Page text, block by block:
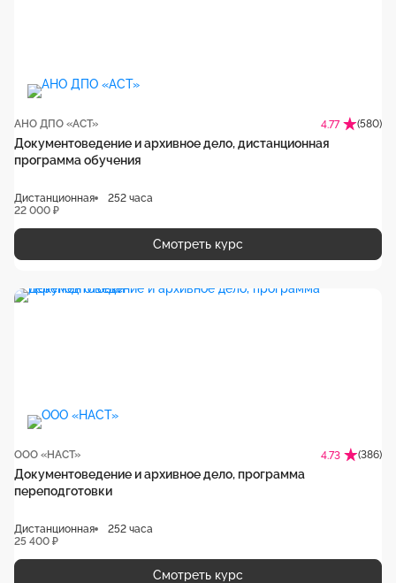
АНО ДПО «АСТ» 4.77 (580)
Документоведение и архивное дело, дистанционная
программа обучения
Дистанционная
252 часа
22 000 ₽
Смотреть курс
ООО «НАСТ» 4.73 (386)
Документоведение и архивное дело, программа
переподготовки
Дистанционная
252 часа
25 400 ₽
Смотреть курс